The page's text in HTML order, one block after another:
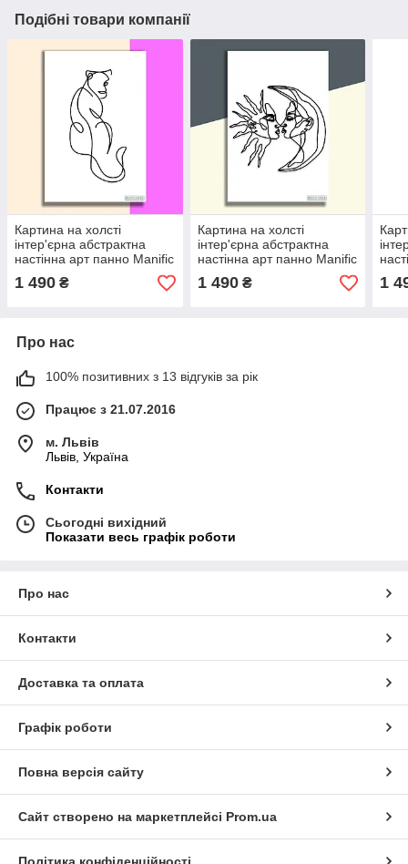
Подібні товари компанії
Картина на холсті
інтер'єрна абстрактна
настінна арт панно Manific
Decor "Young lioness /
Молода левиця"
1 490 ₴
Картина на холсті
інтер'єрна абстрактна
настінна арт панно Manific
Decor "Day Night / День
Ніч"
1 490₴ 1
Про нас
100% позитивних з 13 відгуків за рік
Працює з 21.07.2016
м. Львів
Львів, Україна
Контакти
Сьогодні вихідний
Показати весь графік роботи
Про нас
Контакти
Доставка та оплата
Графік роботи
Повна версія сайту
Сайт створено на маркетплейсі Prom.ua